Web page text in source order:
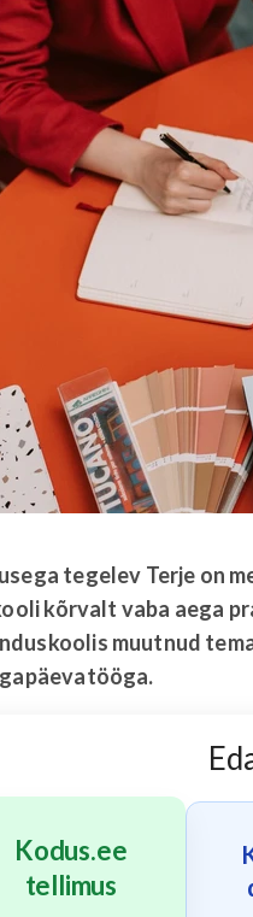
tegelev Terje on
kõrvalt vaba aega
muutnud
Kodus.ee
tellimus